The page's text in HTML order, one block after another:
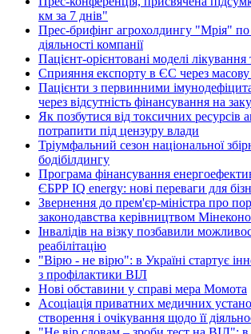
км за 7 днів"
Прес-брифінг агрохолдингу "Мрія" по
діяльності компанії
Пацієнт-орієнтовані моделі лікування
Сприяння експорту в ЄС через масову
Пацієнти з первинними
через відсутність фінансування на
Як позбутися від токсичних ресурсів
потрапити під цензуру влади
Тріумфальний сезон національної
бодібілдингу
Програма фінансування
ЄБРР IQ energy: нові переваги для
Звернення до прем'єр-міністра про
законодавства керівництвом
Інвалідів на візку позбавили
реабілітацію
"Вірю - не вірю": в Україні стартує
з профілактики ВІЛ
Нові обставини у справі мера Момота
Асоціація приватних медичних
створення і очікування щодо її